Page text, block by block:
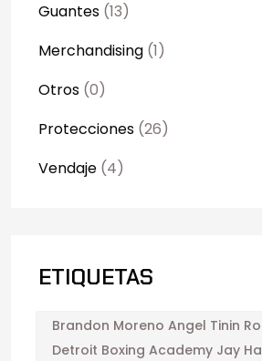
Guantes (13)
Merchandising (1)
Otros (0)
Protecciones (26)
Vendaje (4)
ETIQUETAS
Brandon Moreno Angel Tinin
Detroit Boxing Academy Jay